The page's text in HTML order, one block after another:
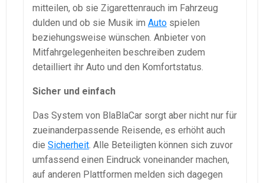
mitteilen, ob sie Zigarettenrauch im Fahrzeug
dulden und ob sie Musik im Auto spielen
beziehungsweise wünschen. Anbieter von
Mitfahrgelegenheiten beschreiben zudem
detailliert ihr Auto und den Komfortstatus.
Sicher und einfach
Das System von BlaBlaCar sorgt aber nicht nur für
zueinanderpassende Reisende, es erhöht auch
die Sicherheit. Alle Beteiligten können sich zuvor
umfassend einen Eindruck voneinander machen,
auf anderen Plattformen melden sich dagegen